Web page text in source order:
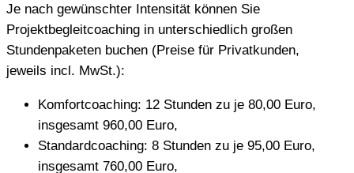
Je nach gewünschter Intensität können Sie
Projektbegleitcoaching in unterschiedlich großen
Stundenpaketen buchen (Preise für Privatkunden,
jeweils incl. MwSt.):
Komfortcoaching: 12 Stunden zu je 80,00 Euro,
insgesamt 960,00 Euro,
Standardcoaching: 8 Stunden zu je 95,00 Euro,
insgesamt 760,00 Euro,